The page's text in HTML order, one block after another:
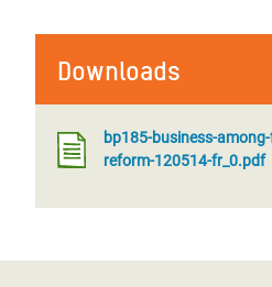
Downloads
bp185-business-
reform-120514-fr_0.pdf